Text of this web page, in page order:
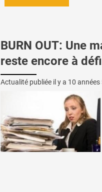
BURN OUT: Une
reste encore à
Actualité publiée il y a 10 années